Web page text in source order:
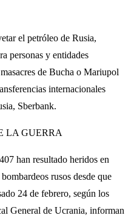
el petróleo de Rusia,
personas y entidades
de Bucha o Mariupol
internacionales
Sberbank.
LA GUERRA
han resultado heridos en
rusos desde que
24 de febrero, según los
General de Ucrania, informan